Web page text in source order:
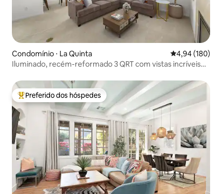
Condomínio ⋅ La Quinta 4,94 de uma
4,94 (180)
Iluminado, recém-reformado 3 QRT com vistas incríveis
Entre os melhores preferidos dos hóspedes
Preferido dos hóspedes